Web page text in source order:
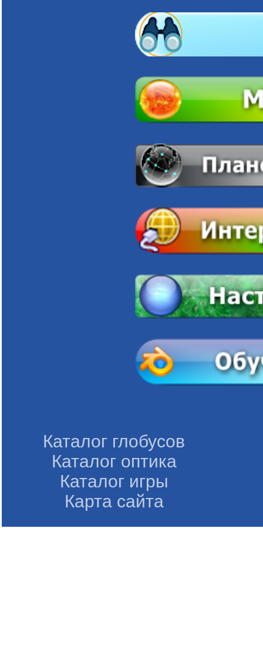
Каталог глобусов
Каталог оптика
Каталог игры
Карта сайта